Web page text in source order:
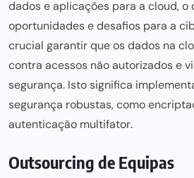
dados e aplicações para a cloud, o
oportunidades edesafios para a
crucial garantir que os dados na
contra acessos não autorizados e
segurança. Isto significa
segurança robustas, como
autenticação multifator.
Outsourcing de Equipas